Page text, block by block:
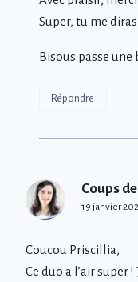
Super, tu me
Bisous passe une
Répondre
Coups
19 janvier
Coucou Priscillia,
Ce duo a l’air super